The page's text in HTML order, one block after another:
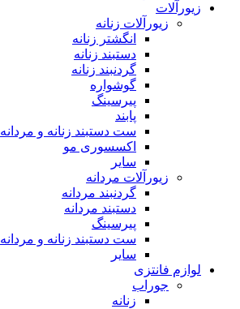
زیورآلات
زیورآلات زنانه
انگشتر زنانه
دستبند زنانه
گردنبند زنانه
گوشواره
پیرسینگ
پابند
ست دستبند زنانه و مردانه
اکسسوری مو
سایر
زیورآلات مردانه
گردنبند مردانه
دستبند مردانه
پیرسینگ
ست دستبند زنانه و مردانه
سایر
لوازم فانتزی
جوراب
زنانه